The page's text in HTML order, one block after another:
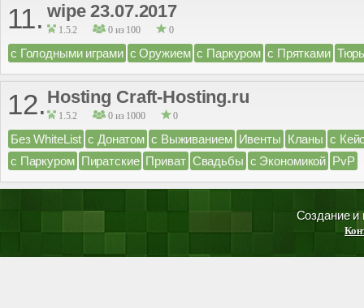
11. wipe 23.07.2017
1.5.2 0 из 100 0
с Голодными играми с Оружием с Паркуром с Прятками
12. Hosting Craft-Hosting.ru
1.5.2 0 из 1000 0
Без WhiteList с Донатом с Выживанием Ивенты Кланы с
с Паркуром Пиратские Приват Свадьбы с Экономикой PvP
Создание и